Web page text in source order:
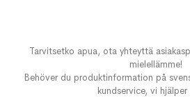
Tarvitsetko apua, ota yhteyttä
mielellämme!
Behöver du produktinformation på
kundservice, vi hjälper